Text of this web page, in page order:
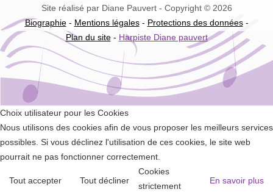
Site réalisé par Diane Pauvert - Copyright © 2026
Biographie- Mentions légales- Protections des données-
Plan du site- Harpiste Diane pauvert
Choix utilisateur pour les Cookies
Nous utilisons des cookies afin de vous proposer les meilleurs services
possibles. Si vous déclinez l'utilisation de ces cookies, le site web
pourrait ne pas fonctionner correctement.
Tout accepter Tout décliner En savoir plus
Cookies
strictement